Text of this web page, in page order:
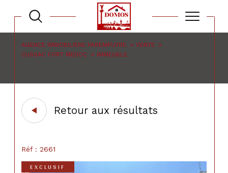
AGENCE IMMOBILIÈRE PAREMPUYRE
VENTE
CUSSAC FORT MEDOC
IMMEUBLE
Retour aux résultats
Réf : 2661
EXCLUSIF